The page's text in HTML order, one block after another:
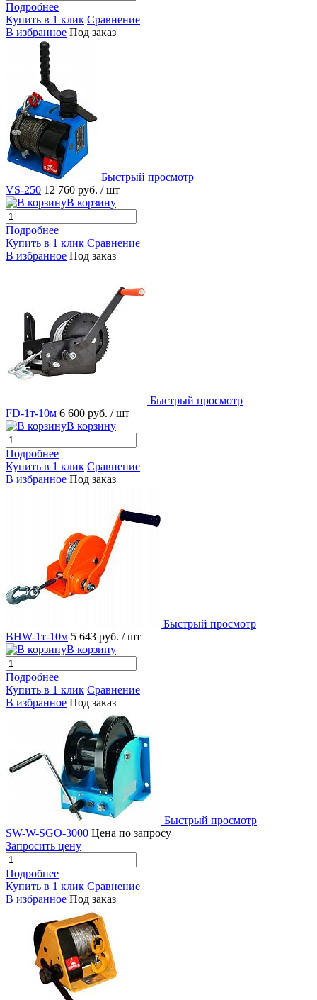
Подробнее
Купить в 1 клик Сравнение
В избранное Под заказ
Быстрый просмотр
VS-250 12 760 руб. / шт
В корзину
Подробнее
Купить в 1 клик Сравнение
В избранное Под заказ
Быстрый просмотр
FD-1т-10м 6 600 руб. / шт
В корзину
Подробнее
Купить в 1 клик Сравнение
В избранное Под заказ
Быстрый просмотр
BHW-1т-10м 5 643 руб. / шт
В корзину
Подробнее
Купить в 1 клик Сравнение
В избранное Под заказ
Быстрый просмотр
SW-W-SGO-3000 Цена по запросу
Запросить цену
Подробнее
Купить в 1 клик Сравнение
В избранное Под заказ